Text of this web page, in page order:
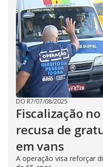
DO R7/07/08/2025
Fiscalização
recusa de
em vans
A operação visa reforçar